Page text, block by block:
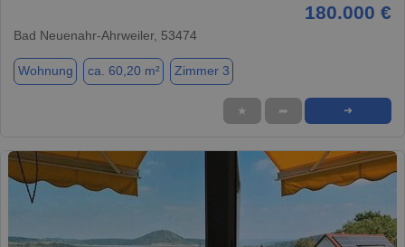
180.000 €
Bad Neuenahr-Ahrweiler, 53474
Wohnung ca. 60,20 m² Zimmer 3
★ ➦ ➜